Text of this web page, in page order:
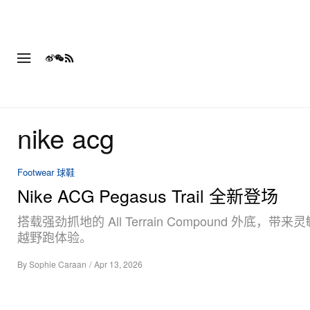
nike acg
Footwear 球鞋
Nike ACG Pegasus Trail 全新登场
搭载强劲抓地的 All Terrain Compound 外底，带来灵
越野跑体验。
BySophie Caraan / Apr 13, 2026